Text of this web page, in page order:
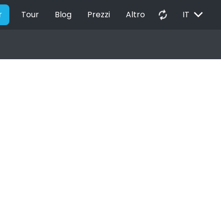
Tour Blog Prezzi Altro autorenew IT EXPAND_MORE